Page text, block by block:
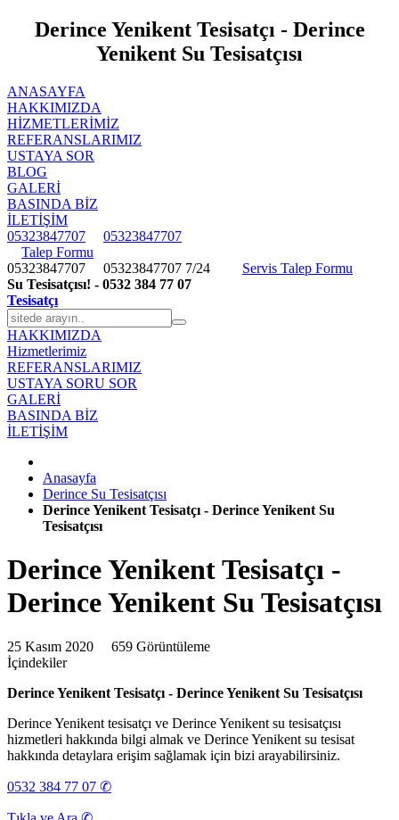
Derince Yenikent Tesisatçı - Derince
Yenikent Su Tesisatçısı
ANASAYFA
HAKKIMIZDA
HIZMETLERIMIZ
REFERANSLARIMIZ
USTAYA SOR
BLOG
GALERİ
BASINDA BİZ
İLETİŞİM
05323847707
05323847707
Talep Formu
05323847707 05323847707 7/24
Servis Talep Formu
Su Tesisatçısı! - 0532 384 77 07
Tesisatçı
HAKKIMIZDA
Hizmetlerimiz
REFERANSLARIMIZ
USTAYA SORU SOR
GALERİ
BASINDA BİZ
İLETİŞİM
Anasayfa
Derince Su Tesisatçısı
Derince Yenikent Tesisatçı - Derince Yenikent Su
Tesisatçısı
Derince Yenikent Tesisatçı -
Derince Yenikent Su Tesisatçısı
25 Kasım 2020 659 Görüntüleme
İçindekiler
Derince Yenikent Tesisatçı - Derince Yenikent Su Tesisatçısı
Derince Yenikent tesisatçı ve Derince Yenikent su tesisatçısı
hizmetleri hakkında bilgi almak ve Derince Yenikent su tesisat
hakkında detaylara erişim sağlamak için bizi arayabilirsiniz.
0532 384 77 07 ✆